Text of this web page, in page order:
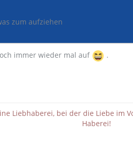
zum aufziehen
immer wieder mal auf .
Liebhaberei, bei der die Liebe im
Haberei!